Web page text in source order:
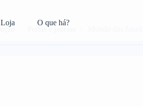
Loja O que há?
Portas e janelas